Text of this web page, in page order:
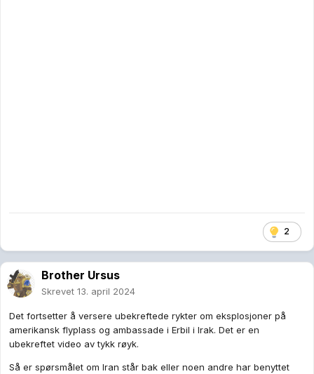
2
Brother Ursus
Skrevet 13. april 2024
Det fortsetter å versere ubekreftede rykter om eksplosjoner på
amerikansk flyplass og ambassade i Erbil i Irak. Det er en
ubekreftet video av tykk røyk.
Så er spørsmålet om Iran står bak eller noen andre har benyttet